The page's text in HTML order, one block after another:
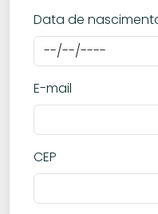
Data de
E-mail
CEP